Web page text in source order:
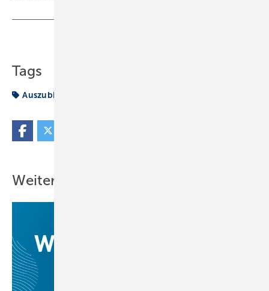
Tags
Auszubildenden
Weitere Inhalte